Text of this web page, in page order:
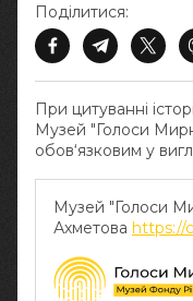
При цитуванні
Музей "Голоси
обов‘язковим у
Музей "Голоси
Ахметова https://
Поділитися: